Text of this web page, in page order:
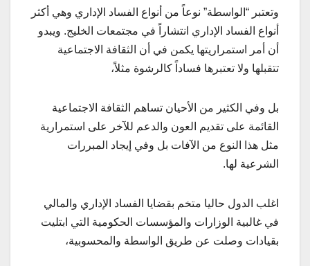
وتعتبر “الواسطة” نوعاً من أنواع الفساد الإداري وهي أكثر
أنواع الفساد الإداري انتشاراً في مجتمعات الخليج. ويبدو
أن أمر استمراريتها يكمن في أن الثقافة الاجتماعية
تتقبلها ولا تعتبرها فساداً كالرشوة مثلاً،
بل وفي الكثير من الأحيان تساهم الثقافة الاجتماعية
القائمة على تقديم العون والدعم للآخر على استمرارية
مثل هذا النوع من الآفات بل وفي إيجاد المبررات
الشرعية لها.
اغلب الدول حاليا متخم بقضايا الفساد الإداري والمالي
في غالبية الوزارات والمؤسسات الحكومية التي ابتليت
بقيادات وصلت عن طريق الواسطة والمحسوبية،